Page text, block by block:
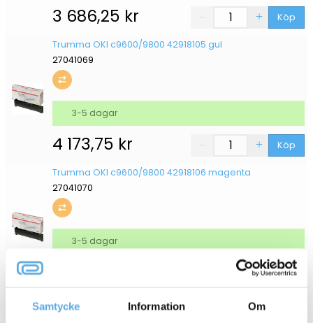
Samtycke Information Om
3 686,25 kr Köp
Trumma OKI c9600/9800 42918105 gul
27041069
4 173,75 kr Köp
3-5 dagar
Trumma OKI c9600/9800 42918106 magenta
27041070
Köp
3-5 dagar
Trumma OKI c9600/9800 42918107 cyan
27041071